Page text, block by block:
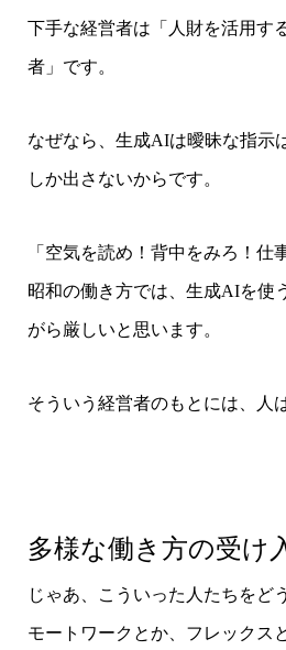
下手な経営者は「人財を活用す
者」です。
なぜなら、生成AIは曖昧な指示
しか出さないからです。
「空気を読め！背中をみろ！仕
昭和の働き方では、生成AIを使
がら厳しいと思います。
そういう経営者のもとには、人
多様な働き方の受け
じゃあ、こういった人たちをど
モートワークとか、フレックス